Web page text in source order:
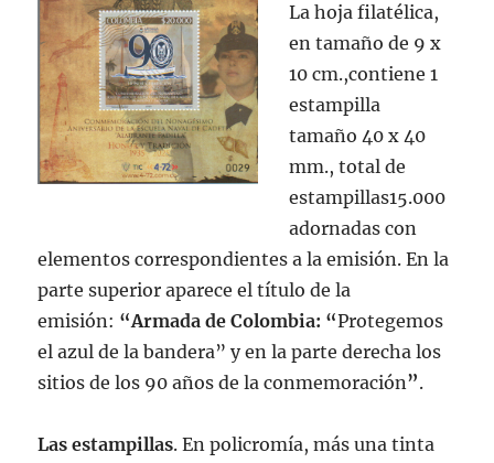
La hoja filatélica,
en tamaño de 9 x
10 cm.,contiene 1
estampilla
tamaño 40 x 40
mm., total de
estampillas15.000
adornadas con
elementos correspondientes a la emisión. En la
parte superior aparece el título de la
emisión: “Armada de Colombia: “Protegemos
el azul de la bandera” y en la parte derecha los
sitios de los 90 años de la conmemoración”.
Las estampillas. En policromía, más una tinta